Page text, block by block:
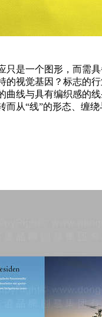
是一个图形，而需
视觉基因？标志
线与具有编织感的
而从“线”的形态、缠